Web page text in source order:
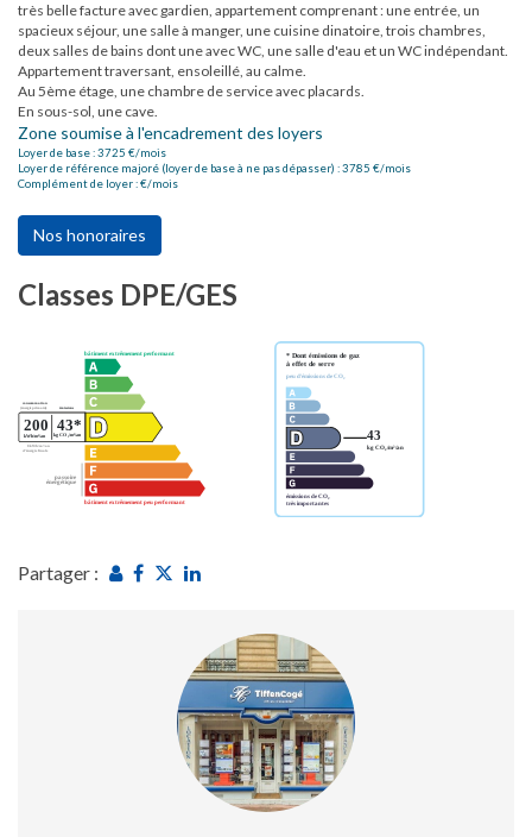
très belle facture avec gardien, appartement comprenant : une entrée, un
spacieux séjour, une salle à manger, une cuisine dinatoire, trois chambres,
deux salles de bains dont une avec WC, une salle d'eau et un WC indépendant.
Appartement traversant, ensoleillé, au calme.
Au 5ème étage, une chambre de service avec placards.
En sous-sol, une cave.
Zone soumise à l'encadrement des loyers
Loyer de base :3725 €/mois
Loyer de référence majoré (loyer de base à ne pas dépasser) :3785 €/mois
Complément de loyer :€/mois
Nos honoraires
Classes DPE/GES
Partager :